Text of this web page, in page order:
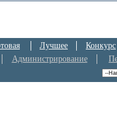
Лучшее Конкурс
Администрирование